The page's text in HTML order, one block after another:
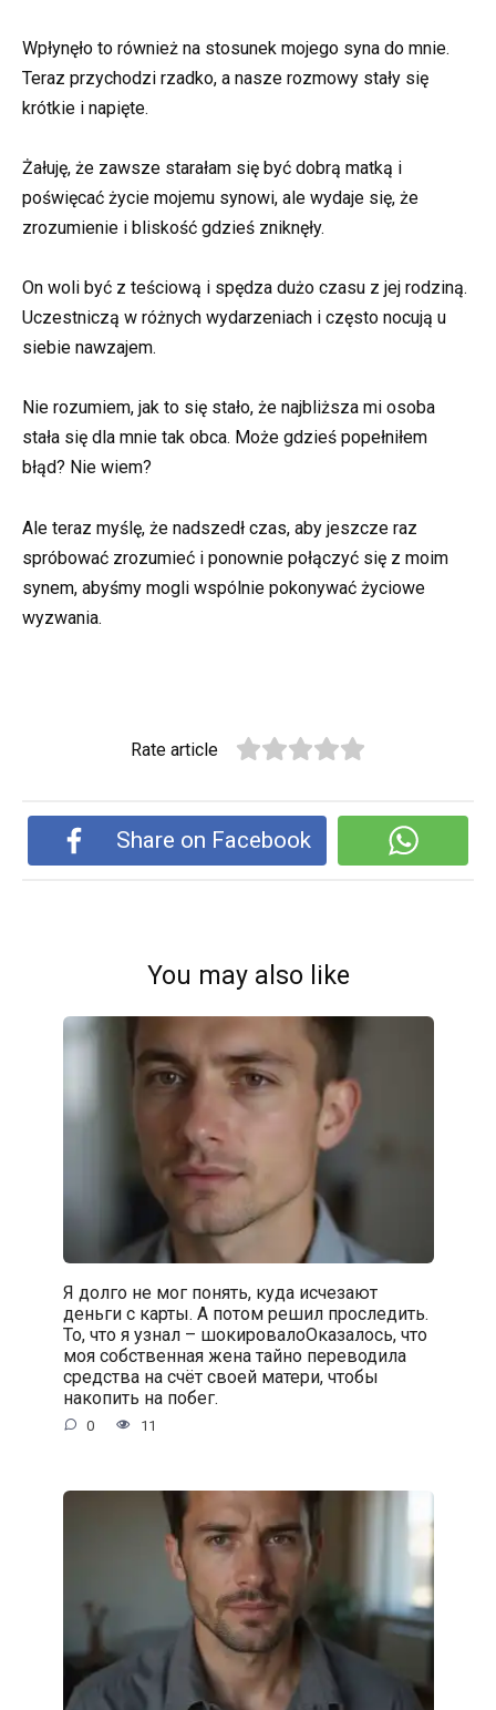
Wpłynęło to również na stosunek mojego syna do mnie.
Teraz przychodzi rzadko, a nasze rozmowy stały się
krótkie i napięte.
Żałuję, że zawsze starałam się być dobrą matką i
poświęcać życie mojemu synowi, ale wydaje się, że
zrozumienie i bliskość gdzieś zniknęły.
On woli być z teściową i spędza dużo czasu z jej rodziną.
Uczestniczą w różnych wydarzeniach i często nocują u
siebie nawzajem.
Nie rozumiem, jak to się stało, że najbliższa mi osoba
stała się dla mnie tak obca. Może gdzieś popełniłem
błąd? Nie wiem?
Ale teraz myślę, że nadszedł czas, aby jeszcze raz
spróbować zrozumieć i ponownie połączyć się z moim
synem, abyśmy mogli wspólnie pokonywać życiowe
wyzwania.
Rate article
Share on Facebook
You may also like
Я долго не мог понять, куда исчезают
деньги с карты. А потом решил проследить.
То, что я узнал – шокировалоОказалось, что
моя собственная жена тайно переводила
средства на счёт своей матери, чтобы
накопить на побег.
0 11